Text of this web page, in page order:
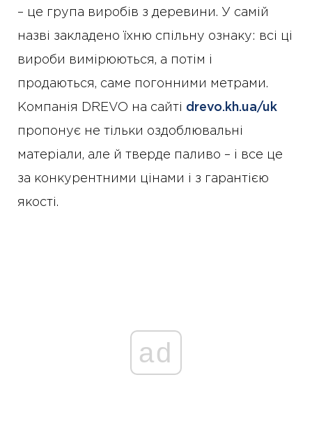
– це група виробів з деревини. У самій
назві закладено їхню спільну ознаку: всі ці
вироби вимірюються, а потім і
продаються, саме погонними метрами.
Компанія DREVO на сайті drevo.kh.ua/uk
пропонує не тільки оздоблювальні
матеріали, але й тверде паливо – і все це
за конкурентними цінами і з гарантією
якості.
ad